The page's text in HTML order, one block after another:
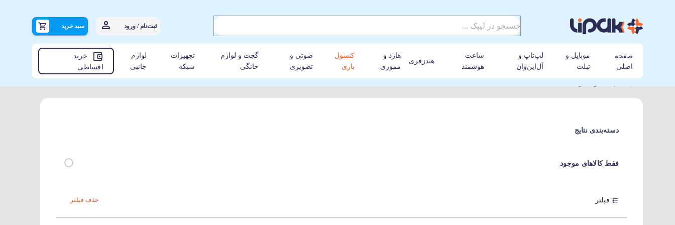
ثبت‌نام / ورود سبد خرید
صفحه
اصلی
موبایل و
تبلت
لپ‌تاپ و
آل‌این‌وان
ساعت
هوشمند
هندزفری
هارد و
مموری
کنسول
بازی
صوتی و
تصویری
گجت و لوازم
خانگی
تجهیزات
شبکه
لوازم
جانبی
خرید
اقساطی
دسته‌بندی نتایج
فقط کالاهای موجود
فیلتر حذف فیلتر